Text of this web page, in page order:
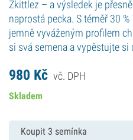
Zkittlez – a výsledek je
naprostá pecka. S téměř 30
jemně vyváženým profilem
si svá semena a vypěstujte
980 Kč vč. DPH
Skladem
Koupit 3 semínka